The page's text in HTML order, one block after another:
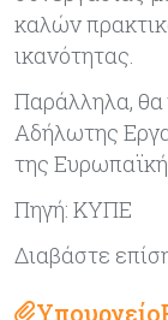
καλών
ικανότητας.
Παράλληλα, θα
Αδήλωτης
της
Πηγή: ΚΥΠΕ
Διαβάστε